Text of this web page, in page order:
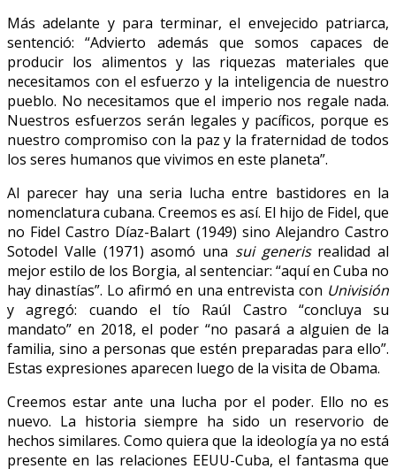
Más adelante y para terminar, el envejecido patriarca,
sentenció: “Advierto además que somos capaces de
producir los alimentos y las riquezas materiales que
necesitamos con el esfuerzo y la inteligencia de nuestro
pueblo. No necesitamos que el imperio nos regale nada.
Nuestros esfuerzos serán legales y pacíficos, porque es
nuestro compromiso con la paz y la fraternidad de todos
los seres humanos que vivimos en este planeta”.
Al parecer hay una seria lucha entre bastidores en la
nomenclatura cubana. Creemos es así. El hijo de Fidel, que
no Fidel Castro Díaz-Balart (1949) sino Alejandro Castro
Sotodel Valle (1971) asomó una sui generisrealidad al
mejor estilo de los Borgia, al sentenciar: “aquí en Cuba no
hay dinastías”. Lo afirmó en una entrevista con Univisión
y agregó: cuando el tío Raúl Castro “concluya su
mandato” en 2018, el poder “no pasará a alguien de la
familia, sino a personas que estén preparadas para ello”.
Estas expresiones aparecen luego de la visita de Obama.
Creemos estar ante una lucha por el poder. Ello no es
nuevo. La historia siempre ha sido un reservorio de
hechos similares. Como quiera que la ideología ya no está
presente en las relaciones EEUU-Cuba, el fantasma que